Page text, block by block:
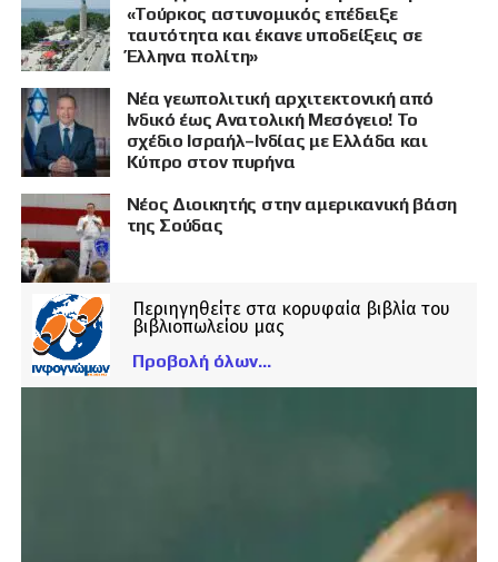
«Τούρκος αστυνομικός επέδειξε
ταυτότητα και έκανε υποδείξεις σε
Έλληνα πολίτη»
Νέα γεωπολιτική αρχιτεκτονική από
Ινδικό έως Ανατολική Μεσόγειο! Το
σχέδιο Ισραήλ–Ινδίας με Ελλάδα και
Κύπρο στον πυρήνα
Νέος Διοικητής στην αμερικανική βάση
της Σούδας
Περιηγηθείτε στα κορυφαία βιβλία του
βιβλιοπωλείου μας
Προβολή όλων